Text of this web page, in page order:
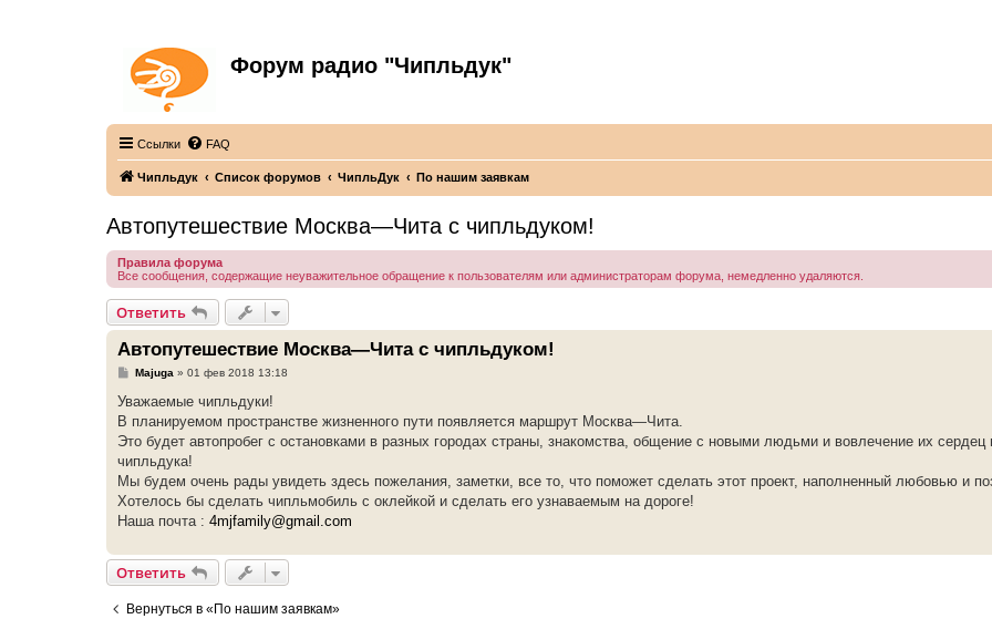
Форум радио "Чипльдук"
Ссылки FAQ
Чипльдук Список форумов ЧипльДук По нашим заявкам
Автопутешествие Москва—Чита с чипльдуком!
Правила форума
Все сообщения, содержащие неуважительное обращение к пользователям или администраторам форума, немедленно удаляются.
Ответить
Автопутешествие Москва—Чита с чипльдуком!
С
о
щ
е
и
е
Majuga » 01 фев 2018 13:18
Уважаемые чипльдуки!
В планируемом пространстве жизненного пути появляется маршрут Москва—Чита.
Это будет автопробег с остановками в разных городах страны, знакомства, общение с новыми людьми и вовлечение их сердец
чипльдука!
Мы будем очень рады увидеть здесь пожелания, заметки, все то, что поможет сделать этот проект, наполненный любовью и
Хотелось бы сделать чипльмобиль с оклейкой и сделать его узнаваемым на дороге!
Наша почта : 4mjfamily@gmail.com
Ответить
Вернуться в «По нашим заявкам»